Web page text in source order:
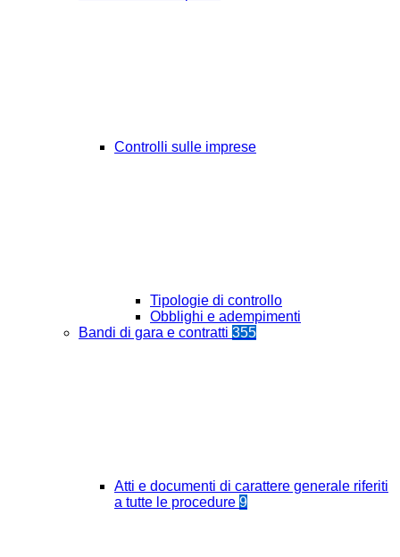
Controlli sulle imprese
Tipologie di controllo
Obblighi e adempimenti
Bandi di gara e contratti 355
Atti e documenti di carattere generale riferiti
a tutte le procedure 9